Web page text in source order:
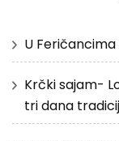
U
Krčki sajam-
tri dana